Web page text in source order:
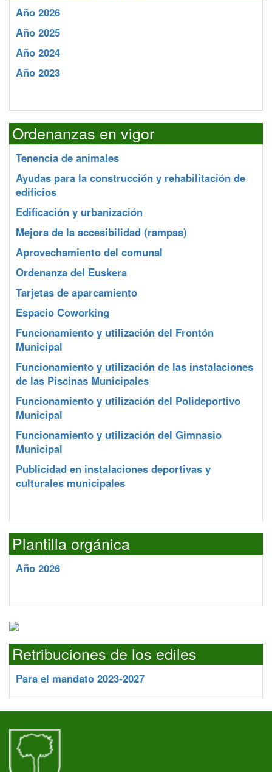
Año 2026
Año 2025
Año 2024
Año 2023
Ordenanzas en vigor
Tenencia de animales
Ayudas para la construcción y rehabilitación de
edificios
Edificación y urbanización
Mejora de la accesibilidad (rampas)
Aprovechamiento del comunal
Ordenanza del Euskera
Tarjetas de aparcamiento
Espacio Coworking
Funcionamiento y utilización del Frontón
Municipal
Funcionamiento y utilización de las instalaciones
de las Piscinas Municipales
Funcionamiento y utilización del Polideportivo
Municipal
Funcionamiento y utilización del Gimnasio
Municipal
Publicidad en instalaciones deportivas y
culturales municipales
Plantilla orgánica
Año 2026
Retribuciones de los ediles
Para el mandato 2023-2027